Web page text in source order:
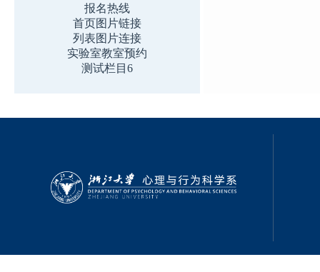
报名热线
首页图片链接
列表图片连接
实验室教室预约
测试栏目6